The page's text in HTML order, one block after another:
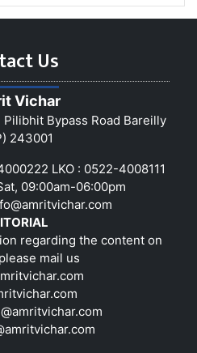
Us
Vichar
Bypass Road Bareilly
243001
LKO : 0522-4008111
09:00am-06:00pm
regarding the content on
mail us